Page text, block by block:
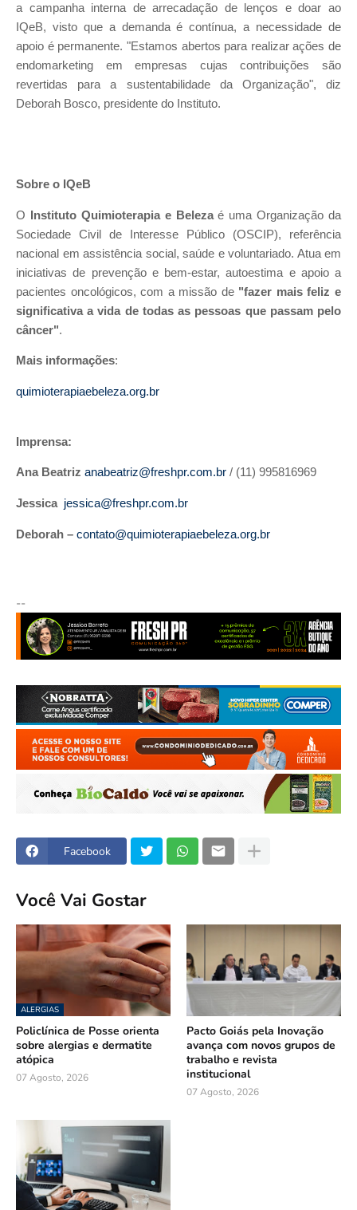
a campanha interna de arrecadação de lenços e doar ao
IQeB, visto que a demanda é contínua, a necessidade de
apoio é permanente. "Estamos abertos para realizar ações de
endomarketing em empresas cujas contribuições são
revertidas para a sustentabilidade da Organização", diz
Deborah Bosco, presidente do Instituto.
Sobre o IQeB
O Instituto Quimioterapia e Belezaé uma Organização da
Sociedade Civil de Interesse Público (OSCIP), referência
nacional em assistência social, saúde e voluntariado. Atua em
iniciativas de prevenção e bem-estar, autoestima e apoio a
pacientes oncológicos, com a missão de "fazer mais feliz e
significativa a vida de todas as pessoas que passam pelo
câncer".
Mais informações:
quimioterapiaebeleza.org.br
Imprensa:
Ana Beatriz anabeatriz@freshpr.com.br / (11) 995816969
Jessica jessica@freshpr.com.br
Deborah – contato@quimioterapiaebeleza.org.br
--
Facebook
Você Vai Gostar
ALERGIAS
Policlínica de Posse orienta
sobre alergias e dermatite
atópica
07 Agosto, 2026
Pacto Goiás pela Inovação
avança com novos grupos de
trabalho e revista
institucional
07 Agosto, 2026